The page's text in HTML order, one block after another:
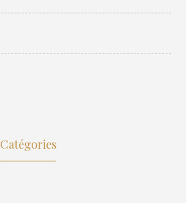
Catégories